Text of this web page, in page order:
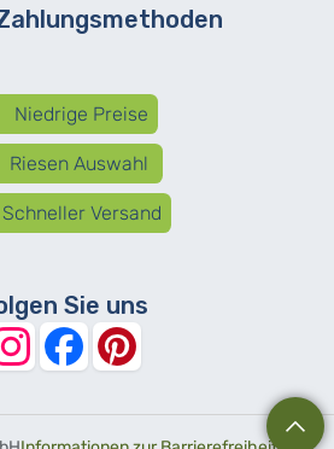
Niedrige Preise
Riesen Auswahl
Schneller Versand
Sie uns